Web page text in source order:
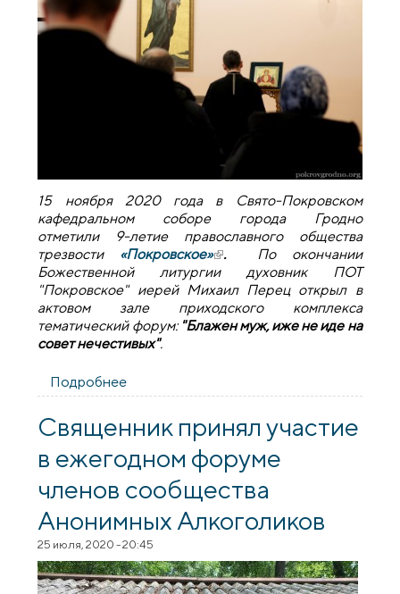
15 ноября 2020 года в Свято-Покровском
кафедральном соборе города Гродно
отметили 9-летие православного общества
трезвости «Покровское»(внешняя ссылка)
.
По окончании
Божественной литургии духовник ПОТ
"Покровское" иерей Михаил Перец открыл в
актовом зале приходского комплекса
тематический форум: "Блажен муж, иже не иде на
совет нечестивых".
Подробнее
"Покровское" - 9 лет
Священник принял участие
в ежегодном форуме
членов сообщества
Анонимных Алкоголиков
25 июля, 2020 - 20:45